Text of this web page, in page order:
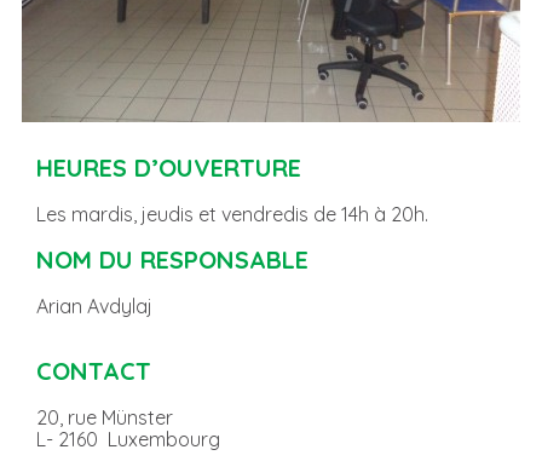
HEURES D’OUVERTURE
Les mardis, jeudis et vendredis de 14h à 20h.
NOM DU RESPONSABLE
Arian Avdylaj
CONTACT
20, rue Münster
L- 2160 Luxembourg